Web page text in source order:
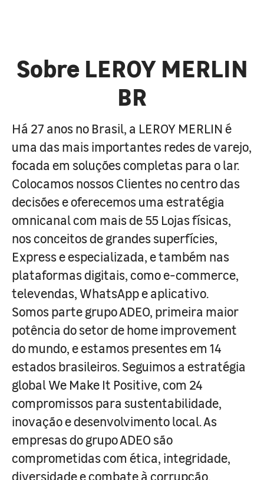
Sobre LEROY MERLIN
BR
Há 27 anos no Brasil, a LEROY MERLIN é
uma das mais importantes redes de varejo,
focada em soluções completas para o lar.
Colocamos nossos Clientes no centro das
decisões e oferecemos uma estratégia
omnicanal com mais de 55 Lojas físicas,
nos conceitos de grandes superfícies,
Express e especializada, e também nas
plataformas digitais, como e-commerce,
televendas, WhatsApp e aplicativo.
Somos parte grupo ADEO, primeira maior
potência do setor de home improvement
do mundo, e estamos presentes em 14
estados brasileiros. Seguimos a estratégia
global We Make It Positive, com 24
compromissos para sustentabilidade,
inovação e desenvolvimento local. As
empresas do grupo ADEO são
comprometidas com ética, integridade,
diversidade e combate à corrupção.